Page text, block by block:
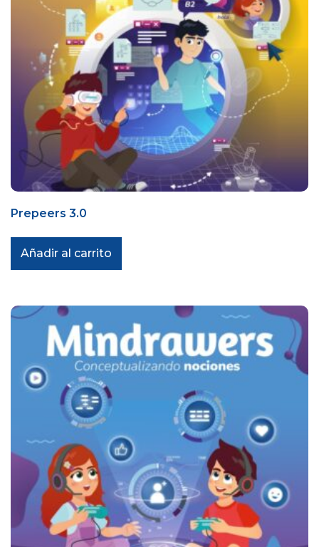
Prepeers 3.0
Añadir al carrito